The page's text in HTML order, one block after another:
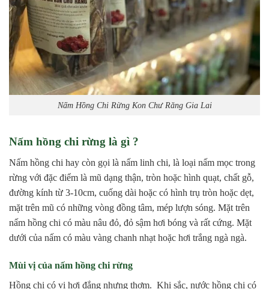
Nấm Hồng Chi Rừng Kon Chư Răng Gia Lai
Nấm hồng chi rừng là gì ?
Nấm hồng chi hay còn gọi là nấm linh chi, là loại nấm mọc trong
rừng với đặc điểm là mũ dạng thận, tròn hoặc hình quạt, chất gỗ,
đường kính từ 3-10cm, cuống dài hoặc có hình trụ tròn hoặc dẹt,
mặt trên mũ có những vòng đồng tâm, mép lượn sóng. Mặt trên
nấm hồng chi có màu nâu đỏ, đỏ sậm hơi bóng và rất cứng. Mặt
dưới của nấm có màu vàng chanh nhạt hoặc hơi trắng ngà ngà.
Mùi vị của nấm hồng chi rừng
Hồng chi có vị hơi đắng nhưng thơm. Khi sắc, nước hồng chi có